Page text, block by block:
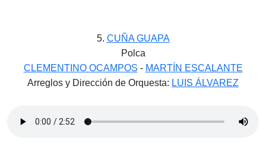
5. CUÑA GUAPA
Polca
CLEMENTINO OCAMPOS - MARTÍN ESCALANTE
Arreglos y Dirección de Orquesta: LUIS ÁLVAREZ